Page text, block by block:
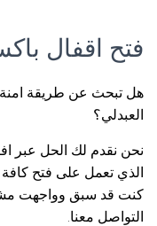
فتح اقفال
هل تبحث عن طريقة امنة
العبدلي؟
نحن نقدم لك الحل عبر
الذي تعمل على فتح كافة
كنت قد سبق وواجهت
التواصل معنا.